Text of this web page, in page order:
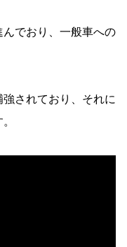
でおり、一般車への
されており、それに